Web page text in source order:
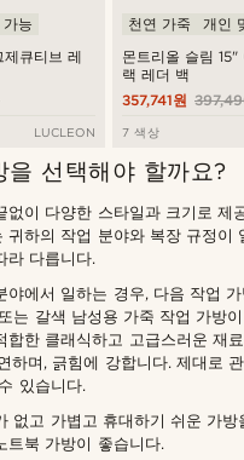
제큐티브 레
능
LUCLEON
몬트리올 슬림
랙 레더 백
천연 가죽 개인
357,741원
7 색상
을 선택해야 할까요?
없이 다양한 스타일과 크기로 제
귀하의 작업 분야와 복장 규정이
라 다릅니다.
야에서 일하는 경우, 다음 작업
는 갈색 남성용 가죽 작업 가방
합한 클래식하고 고급스러운 재
하며, 긁힘에 강합니다. 제대로
있습니다.
없고 가볍고 휴대하기 쉬운 가방
트북 가방이 좋습니다.